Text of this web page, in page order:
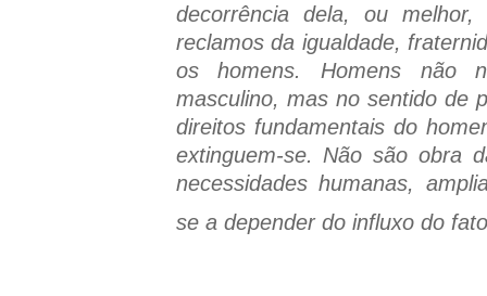
decorrência dela, ou
reclamos da igualdade,
os homens. Homens não
masculino, mas no sentido de
direitos fundamentais do
extinguem-se. Não são obra
necessidades humanas,
se a depender do influxo do